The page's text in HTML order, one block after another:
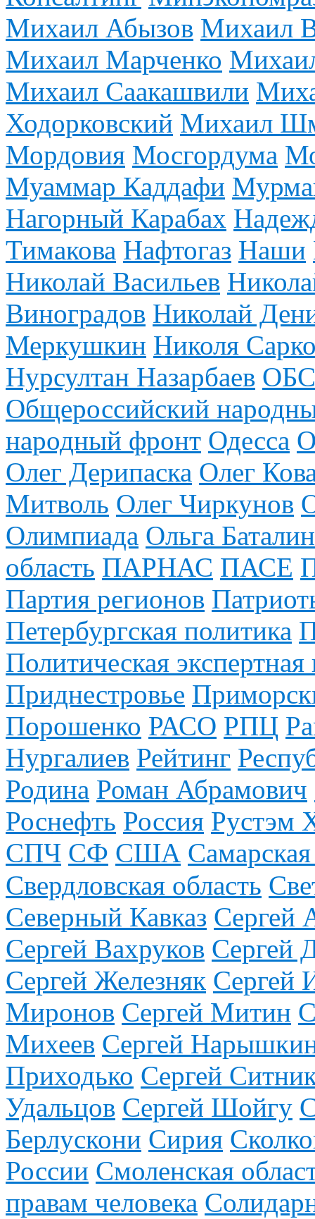
Михаил Абызов Михаил
Михаил Марченко
Михаил Саакашвили
Ходорковский Михаил
Мордовия Мосгордума
Муаммар Каддафи
Нагорный Карабах
Тимакова Нафтогаз Наши
Николай Васильев
Виноградов Николай
Меркушкин Николя
Нурсултан Назарбаев
Общероссийский
народный фронт Одесса
Олег Дерипаска Олег
Митволь Олег Чиркунов
Олимпиада Ольга
область ПАРНАС ПАСЕ
Партия регионов
Петербургская политика
Политическая экспертная
Приднестровье
Порошенко РАСО РПЦ
Нургалиев Рейтинг
Родина Роман Абрамович
Роснефть Россия Рустэм
СПЧ СФ США
Свердловская область
Северный Кавказ Сергей
Сергей Вахруков Сергей
Сергей Железняк Сергей
Миронов Сергей Митин
Михеев Сергей
Приходько Сергей
Удальцов Сергей Шойгу
Берлускони Сирия
России Смоленская
правам человека